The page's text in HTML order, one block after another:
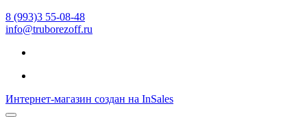
8 (993)3 55-08-48
info@truborezoff.ru
Интернет-магазин создан на InSales